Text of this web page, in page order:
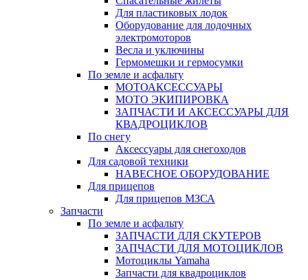
Для пластиковых лодок
Оборудование для лодочных
электромоторов
Весла и уключины
Гермомешки и гермосумки
По земле и асфальту
МОТОАКСЕССУАРЫ
МОТО ЭКИПИРОВКА
ЗАПЧАСТИ И АКСЕССУАРЫ ДЛЯ
КВАДРОЦИКЛОВ
По снегу
Аксессуары для снегоходов
Для садовой техники
НАВЕСНОЕ ОБОРУДОВАНИЕ
Для прицепов
Для прицепов МЗСА
Запчасти
По земле и асфальту
ЗАПЧАСТИ ДЛЯ СКУТЕРОВ
ЗАПЧАСТИ ДЛЯ МОТОЦИКЛОВ
Мотоциклы Yamaha
Запчасти для квадроциклов